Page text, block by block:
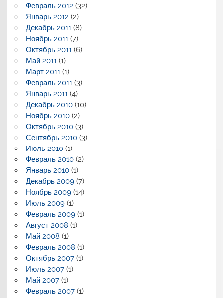
Февраль 2012 (32)
Январь 2012 (2)
Декабрь 2011 (8)
Ноябрь 2011 (7)
Октябрь 2011 (6)
Май 2011 (1)
Март 2011 (1)
Февраль 2011 (3)
Январь 2011 (4)
Декабрь 2010(10)
Ноябрь 2010(2)
Октябрь 2010(3)
Сентябрь 2010(3)
Июль 2010(1)
Февраль 2010(2)
Январь 2010(1)
Декабрь 2009(7)
Ноябрь 2009(14)
Июль 2009(1)
Февраль 2009(1)
Август 2008 (1)
Май 2008 (1)
Февраль 2008 (1)
Октябрь 2007(1)
Июль 2007(1)
Май 2007(1)
Февраль 2007(1)